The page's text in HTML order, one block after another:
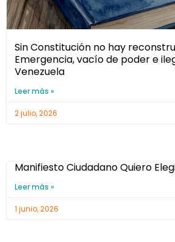
Sin Constitución no hay
Emergencia, vacío de poder e
Venezuela
Leer más »
2 julio, 2026
Manifiesto Ciudadano Quiero
Leer más »
1 junio, 2026